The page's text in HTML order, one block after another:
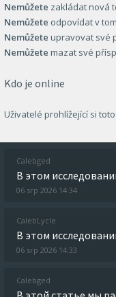
Nemůžete zakládat nová
Nemůžete odpovídat v
Nemůžete upravovat své
Nemůžete mazat své
Kdo je online
Uživatelé prohlížející si
Calebged
06 srp 2026 14:34
CalebLycle
06 srp 2026 14:33
Calebged